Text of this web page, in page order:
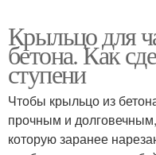
Крыльцо для
бетона. Как
ступени
Чтобы крыльцо из
прочным и
которую заранее